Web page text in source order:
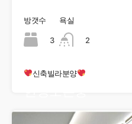
방갯수
3
욕실
2
신축빌라분양